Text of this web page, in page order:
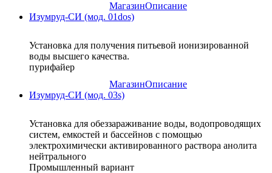
МагазинОписание
Изумруд-СИ (мод. 01dos)
Установка для получения питьевой ионизированной
воды высшего качества.
пурифайер
МагазинОписание
Изумруд-СИ (мод. 03s)
Установка для обеззараживание воды, водопроводящих
систем, емкостей и бассейнов с помощью
электрохимически активированного раствора анолита
нейтрального
Промышленный вариант